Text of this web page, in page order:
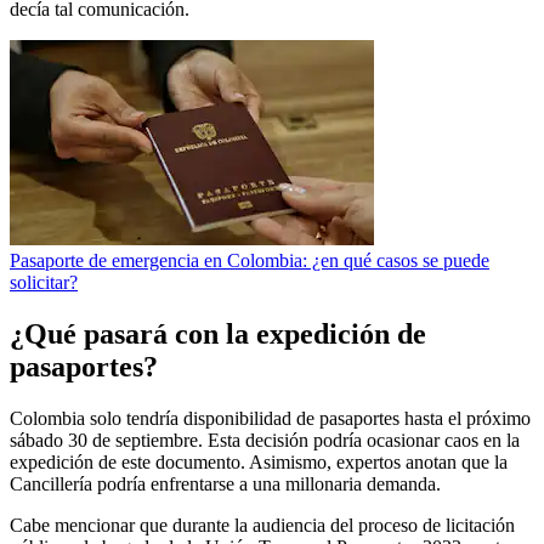
decía tal comunicación.
Pasaporte de emergencia en Colombia: ¿en qué casos se puede
solicitar?
¿Qué pasará con la expedición de
pasaportes?
Colombia solo tendría disponibilidad de pasaportes hasta el próximo
sábado 30 de septiembre. Esta decisión podría ocasionar caos en la
expedición de este documento. Asimismo, expertos anotan que la
Cancillería podría enfrentarse a una millonaria demanda.
Cabe mencionar que durante la audiencia del proceso de licitación